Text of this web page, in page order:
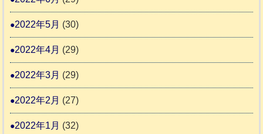
2022年5月 (30)
2022年4月 (29)
2022年3月 (29)
2022年2月 (27)
2022年1月 (32)